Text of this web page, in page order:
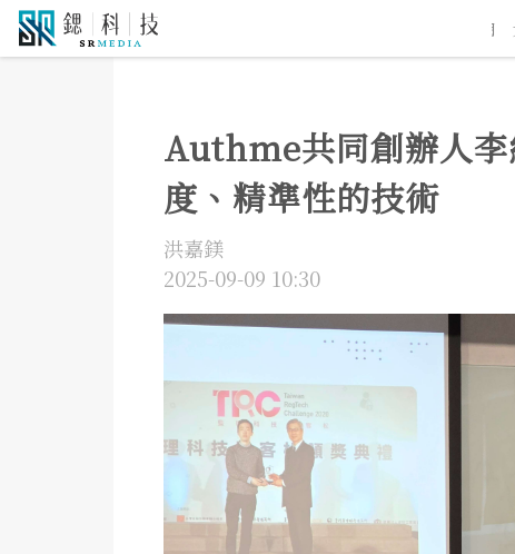
Authme共同創辦人李
度、精準性的技術
洪嘉鎂
2025-09-09 10:30
5G通訊 大